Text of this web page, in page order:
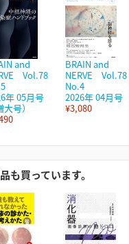
and
Vol.78
年 05月号
大号）
BRAIN and
NERVE Vol.78
No.4
2026年 04月号
¥3,080
も買っています。